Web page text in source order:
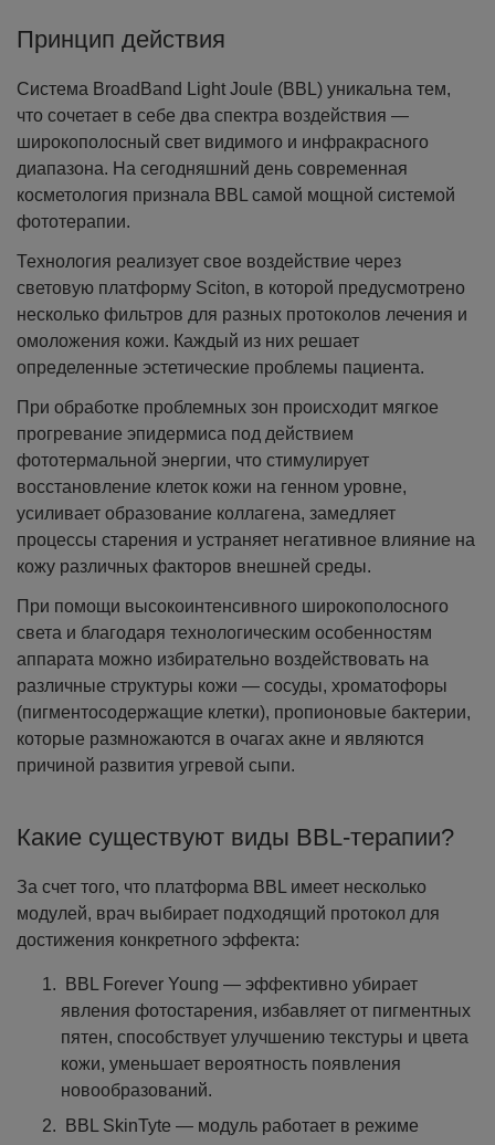
Принцип действия
Система BroadBand Light Joule (BBL) уникальна тем,
что сочетает в себе два спектра воздействия —
широкополосный свет видимого и инфракрасного
диапазона. На сегодняшний день современная
косметология признала BBL самой мощной системой
фототерапии.
Технология реализует свое воздействие через
световую платформу Sciton, в которой предусмотрено
несколько фильтров для разных протоколов лечения и
омоложения кожи. Каждый из них решает
определенные эстетические проблемы пациента.
При обработке проблемных зон происходит мягкое
прогревание эпидермиса под действием
фототермальной энергии, что стимулирует
восстановление клеток кожи на генном уровне,
усиливает образование коллагена, замедляет
процессы старения и устраняет негативное влияние на
кожу различных факторов внешней среды.
При помощи высокоинтенсивного широкополосного
света и благодаря технологическим особенностям
аппарата можно избирательно воздействовать на
различные структуры кожи — сосуды, хроматофоры
(пигментосодержащие клетки), пропионовые бактерии,
которые размножаются в очагах акне и являются
причиной развития угревой сыпи.
Какие существуют виды BBL-терапии?
За счет того, что платформа BBL имеет несколько
модулей, врач выбирает подходящий протокол для
достижения конкретного эффекта:
BBL Forever Young — эффективно убирает
явления фотостарения, избавляет от пигментных
пятен, способствует улучшению текстуры и цвета
кожи, уменьшает вероятность появления
новообразований.
BBL SkinTyte — модуль работает в режиме